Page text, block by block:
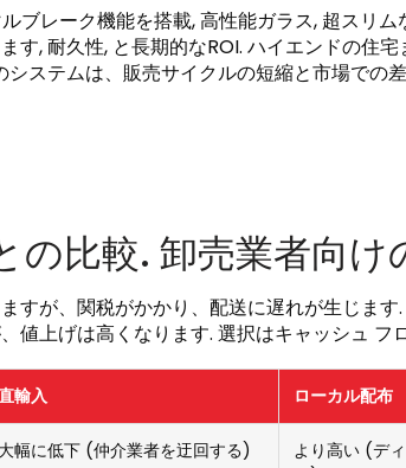
ブレーク機能を搭載, 高性能ガラス, 超スリ
す, 耐久性, と長期的なROI. ハイエンドの住
システムは、販売サイクルの短縮と市場での
の比較. 卸売業者向け
すが、関税がかかり、配送に遅れが生じま
値上げは高くなります. 選択はキャッシュ フ
輸入 ローカル配布
大幅に低下 (仲介業者を迂回する)
より高い (デ